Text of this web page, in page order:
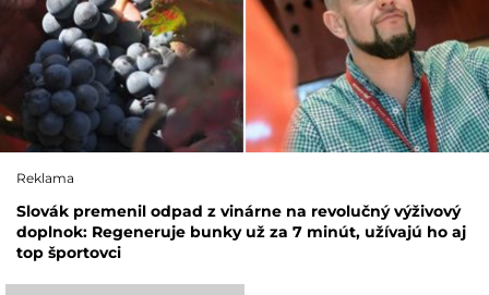
Reklama
Slovák premenil odpad z vinárne na revolučný výživový
doplnok: Regeneruje bunky už za 7 minút, užívajú ho aj
top športovci